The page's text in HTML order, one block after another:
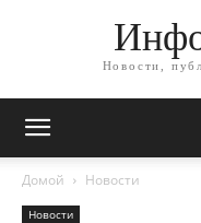
Новости,
Домой Новости
Новости